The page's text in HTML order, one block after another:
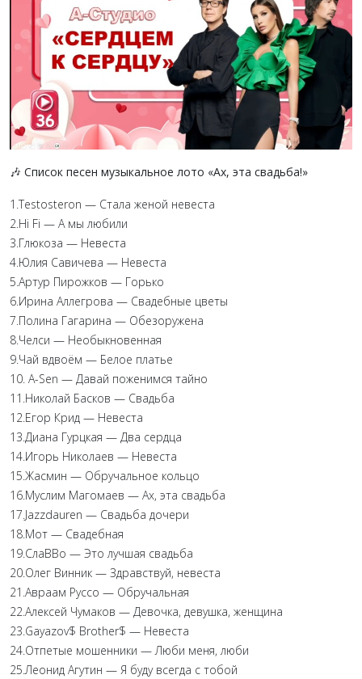
🎶 Список песен музыкальное лото «Ах, эта свадьба!»
1.Testosteron — Стала женой невеста
2.Hi Fi — А мы любили
3.Глюкоза — Невеста
4.Юлия Савичева — Невеста
5.Артур Пирожков — Горько
6.Ирина Аллегрова — Свадебные цветы
7.Полина Гагарина — Обезоружена
8.Челси — Необыкновенная
9.Чай вдвоём — Белое платье
10. A-Sen — Давай поженимся тайно
11.Николай Басков — Свадьба
12.Егор Крид — Невеста
13.Диана Гурцкая — Два сердца
14.Игорь Николаев — Невеста
15.Жасмин — Обручальное кольцо
16.Муслим Магомаев — Ах, эта свадьба
17.Jazzdauren — Свадьба дочери
18.Мот — Свадебная
19.СлаВВо — Это лучшая свадьба
20.Олег Винник — Здравствуй, невеста
21.Авраам Руссо — Обручальная
22.Алексей Чумаков — Девочка, девушка, женщина
23.Gayazov$ Brother$ — Невеста
24.Отпетые мошенники — Люби меня, люби
25.Леонид Агутин — Я буду всегда с тобой